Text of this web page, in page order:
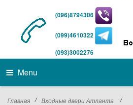
(096)8794306
(099)4610322
(093)3002276
Menu
Главная / Входные двери Атланта
/